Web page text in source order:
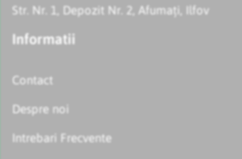
Str. Nr. 1, Depozit Nr. 2, Afumați, Ilfov
Informatii
Contact
Despre noi
Intrebari Frecvente